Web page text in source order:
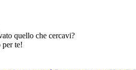
quello che cercavi?
per te!